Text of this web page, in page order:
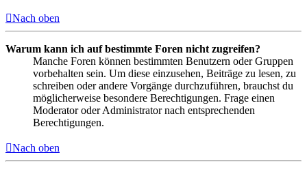
Nach oben
Warum kann ich auf bestimmte Foren nicht zugreifen?
Manche Foren können bestimmten Benutzern oder Gruppen
vorbehalten sein. Um diese einzusehen, Beiträge zu lesen, zu
schreiben oder andere Vorgänge durchzuführen, brauchst du
möglicherweise besondere Berechtigungen. Frage einen
Moderator oder Administrator nach entsprechenden
Berechtigungen.
Nach oben